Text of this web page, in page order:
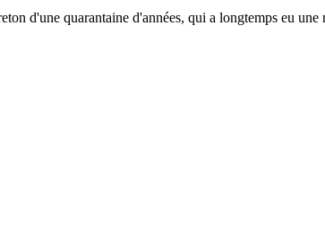
d'une quarantaine d'années, qui a longtemps eu